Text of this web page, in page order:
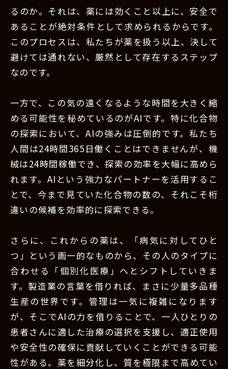
るのか。それは、薬には効くこと以上に、安全で
あることが絶対条件として求められるからです。
このプロセスは、私たちが薬を扱う以上、決して
避けては通れない、厳然として存在するステップ
なのです。
一方で、この気の遠くなるような時間を大きく縮
める可能性を秘めているのがAIです。特に化合物
の探索において、AIの強みは圧倒的です。私たち
人間は24時間365日働くことはできませんが、機
械は24時間稼働でき、探索の効率を大幅に高めら
れます。AIという強力なパートナーを活用するこ
とで、今まで見ていた化合物の数の、それこそ桁
違いの候補を効率的に探索できる。
さらに、これからの薬は、「病気に対してひと
つ」という画一的なものから、その人のタイプに
合わせる「個別化医療」へとシフトしていきま
す。製造業の言葉を借りれば、まさに少量多品種
生産の世界です。管理は一気に複雑になります
が、そこでAIの力を借りることで、一人ひとりの
患者さんに適した治療の選択を支援し、適正使用
や安全性の確保に貢献していくことができる可能
性がある。薬を細分化し、質を極限まで高めてい